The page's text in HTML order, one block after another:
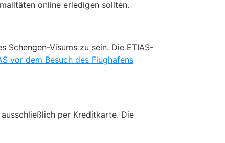
online erledigen sollten.
Schengen-Visums zu sein. Die ETIAS-
vor dem Besuch des Flughafens
per Kreditkarte. Die